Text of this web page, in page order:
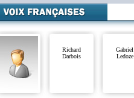
Richard
Darbois
Gabriel
Ledoze